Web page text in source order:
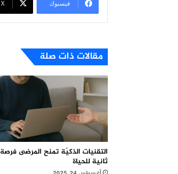
فيسبوك X
مقالات ذات صلة
التقنيات الذكيّة تمنح المرضى فرصة
ثانية للحياة